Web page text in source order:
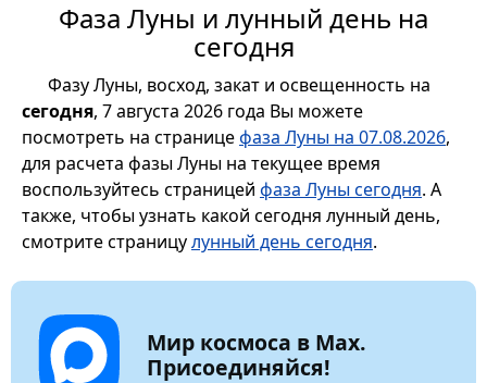
Фаза Луны и лунный день на
сегодня
Фазу Луны, восход, закат и освещенность на
сегодня, 7 августа 2026 года Вы можете
посмотреть на страницефаза Луны на 07.08.2026,
для расчета фазы Луны на текущее время
воспользуйтесь страницей фаза Луны сегодня. А
также, чтобы узнать какой сегодня лунный день,
смотрите страницулунный день сегодня.
Мир космоса в Max.
Присоединяйся!